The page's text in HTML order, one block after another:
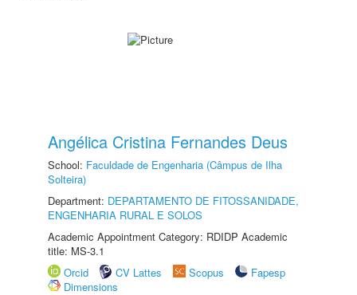
Angélica Cristina Fernandes Deus
School: Faculdade de Engenharia (Câmpus de Ilha
Solteira)
Department: DEPARTAMENTO DE FITOSSANIDADE,
ENGENHARIA RURAL E SOLOS
Academic Appointment Category: RDIDP Academic
title: MS-3.1
Orcid
CV Lattes Scopus
Fapesp
Dimensions